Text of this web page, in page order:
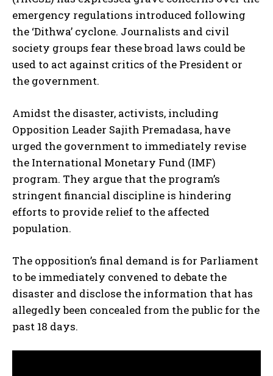
emergency regulations introduced following
the ‘Dithwa’ cyclone. Journalists and civil
society groups fear these broad laws could be
used to act against critics of the President or
the government.
Amidst the disaster, activists, including
Opposition Leader Sajith Premadasa, have
urged the government to immediately revise
the International Monetary Fund (IMF)
program. They argue that the program’s
stringent financial discipline is hindering
efforts to provide relief to the affected
population.
The opposition’s final demand is for Parliament
to be immediately convened to debate the
disaster and disclose the information that has
allegedly been concealed from the public for the
past 18 days.